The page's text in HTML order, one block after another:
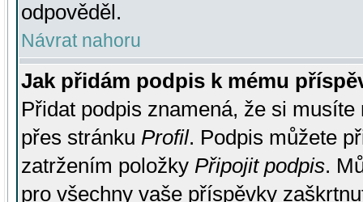
odpověděl.
Návrat nahoru
Jak přidám podpis k mému
Přidat podpis znamená, že si
přes stránku Profil. Podpis můžete
zatržením položky Připojit podpis.
pro všechny vaše příspěvky